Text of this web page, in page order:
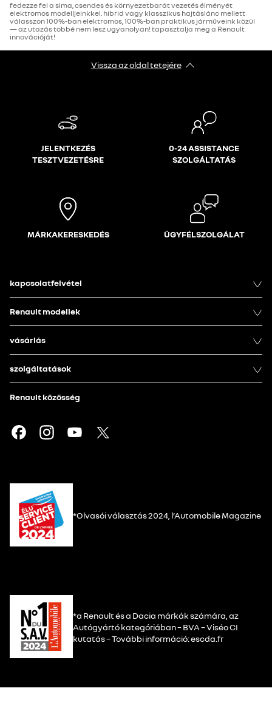
fedezze fel a sima, csendes és környezetbarát vezetés élményét
elektromos modelljeinkkel. hibrid vagy klasszikus hajtáslánc mellett
válasszon 100%-ban elektromos, 100%-ban praktikus járműveink közül
— az utazás többé nem lesz ugyanolyan! tapasztalja meg a Renault
innovációját!
Vissza az oldal tetejére
JELENTKEZÉS
TESZTVEZETÉSRE
0-24 ASSISTANCE
SZOLGÁLTATÁS
MÁRKAKERESKEDÉS ÜGYFÉLSZOLGÁLAT
kapcsolatfelvétel
Renault modellek
vásárlás
szolgáltatások
Renault közösség
*Olvasói választás 2024, l’Automobile Magazine
*a Renault és a Dacia márkák számára, az
Autógyártó kategóriában – BVA – Viséo CI
kutatás – További információ: escda.fr